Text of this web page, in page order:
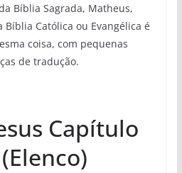
Bíblia Sagrada, Matheus,
Bíblia Católica ou Evangélica é
coisa, com pequenas
de tradução.
Capítulo